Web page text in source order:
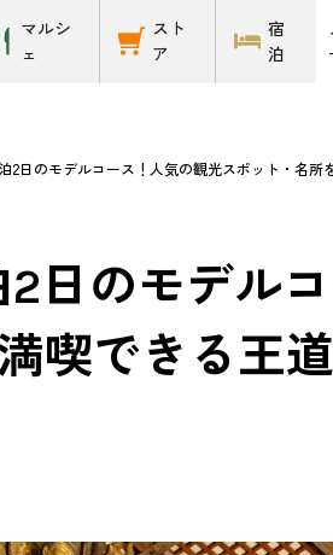
マルシ
ェ
スト
ア
宿
泊
2日のモデルコース！人気の観光スポット・名所
2日のモデル
喫できる王